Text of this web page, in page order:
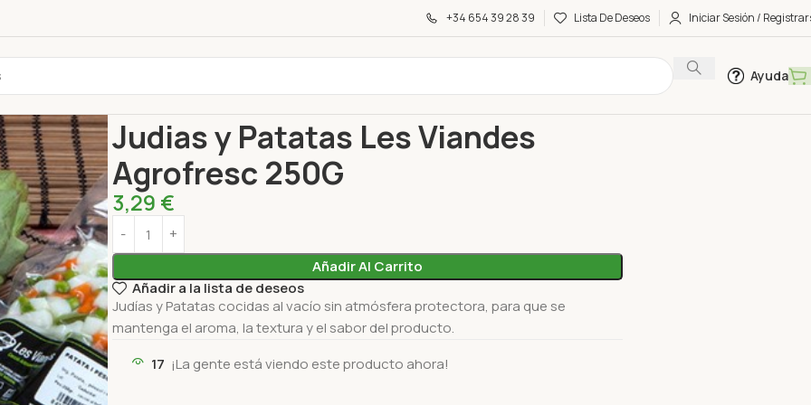
+34 654 39 28 39 Lista De Deseos Iniciar Sesión /
Ayuda
Judias y Patatas Les Viandes
Agrofresc 250G
3,29 €
Añadir Al Carrito
Añadir a la lista de deseos
Judías y Patatas cocidas al vacío sin atmósfera protectora, para que se
mantenga el aroma, la textura y el sabor del producto.
17 ¡La gente está viendo este producto ahora!